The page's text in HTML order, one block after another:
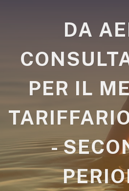
DA
PER IL
-